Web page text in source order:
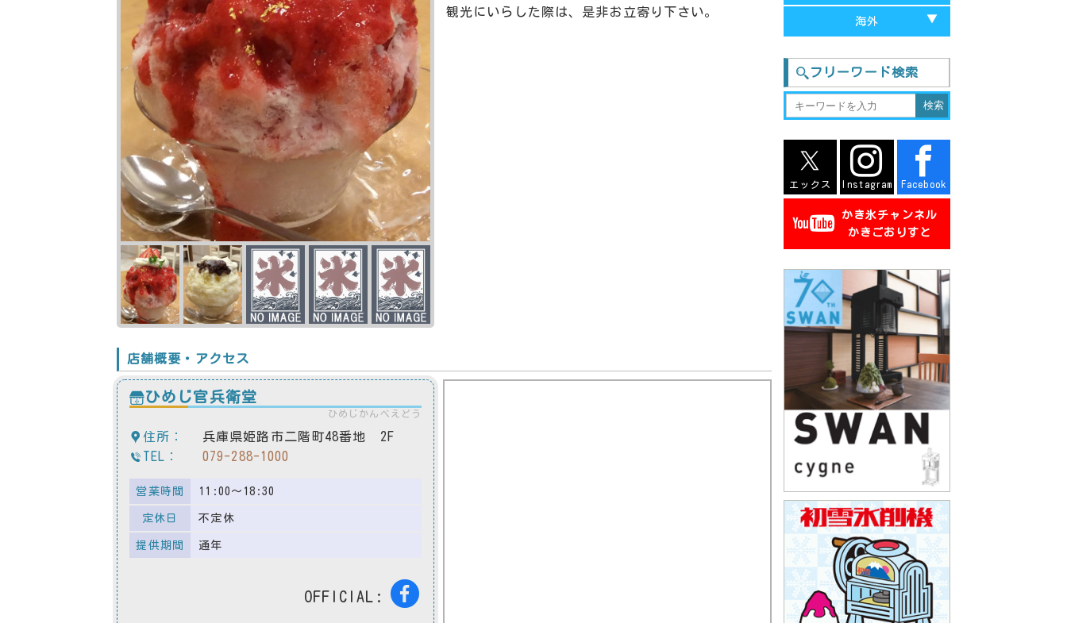
観光にいらした際は、是非お立寄り下さい。
店舗概要・アクセス
ひめじ官兵衛堂
ひめじかんべえどう
住所：
兵庫県姫路市二階町48番地 2F
TEL：
079-288-1000
営業時間 11:00～18:30
定休日 不定休
提供期間 通年
OFFICIAL:
山形
宮城
新潟
石川
福井
長野
三重
栃木
群馬
茨城
和歌山
奈良
滋賀
岡山
広島
鳥取
愛媛
香川
高知
福岡
大分
佐賀
熊本
宮城
鹿児島
沖縄
海外
台湾-台北
台湾-台南
フリーワード検索
エックス Instagram Facebook
かき氷チャンネル
かきごおりすと